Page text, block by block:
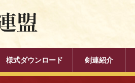
様式ダウンロード 剣連紹介